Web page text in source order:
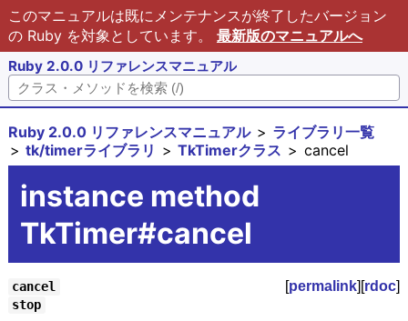
このマニュアルは既にメンテナンスが終了したバージョン
の Ruby を対象としています。 最新版のマニュアルへ
Ruby 2.0.0 リファレンスマニュアル
Ruby 2.0.0 リファレンスマニュアル
ライブラリ一覧
tk/timerライブラリ
TkTimerクラス cancel
instance method
TkTimer#cancel
cancel [permalink][rdoc]
stop